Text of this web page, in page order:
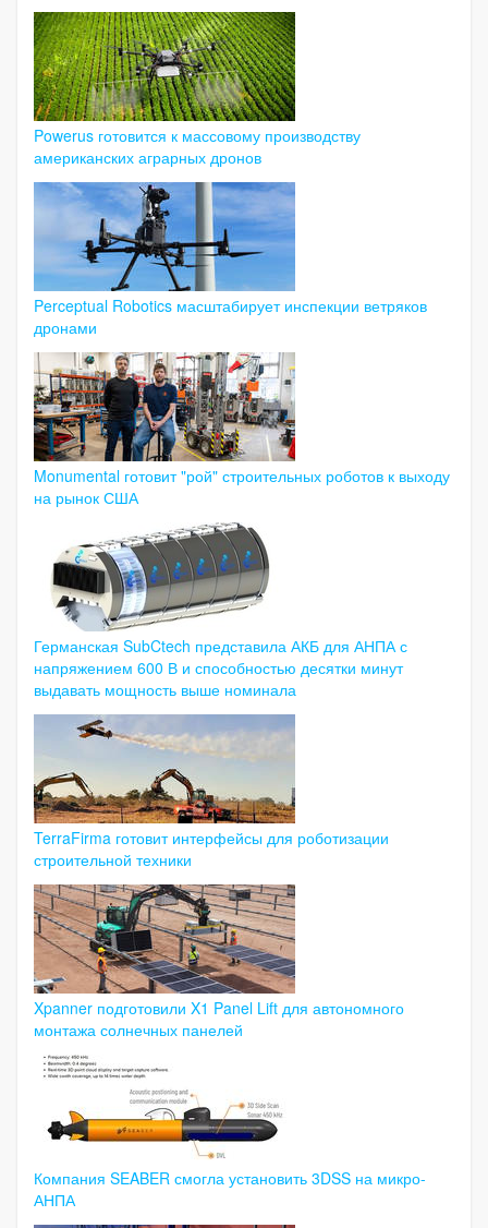
Powerus готовится к массовому производству
американских аграрных дронов
Perceptual Robotics масштабирует инспекции ветряков
дронами
Monumental готовит "рой" строительных роботов к выходу
на рынок США
Германская SubCtech представила АКБ для АНПА с
напряжением 600 В и способностью десятки минут
выдавать мощность выше номинала
TerraFirma готовит интерфейсы для роботизации
строительной техники
Xpanner подготовили X1 Panel Lift для автономного
монтажа солнечных панелей
Компания SEABER смогла установить 3DSS на микро-
АНПА